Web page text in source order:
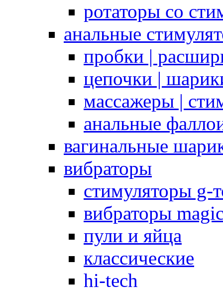
ротаторы со
анальные
пробки |
цепочки |
массажеры |
анальные
вагинальные
вибраторы
стимуляторы g-
вибраторы
пули и яйца
классические
hi-tech